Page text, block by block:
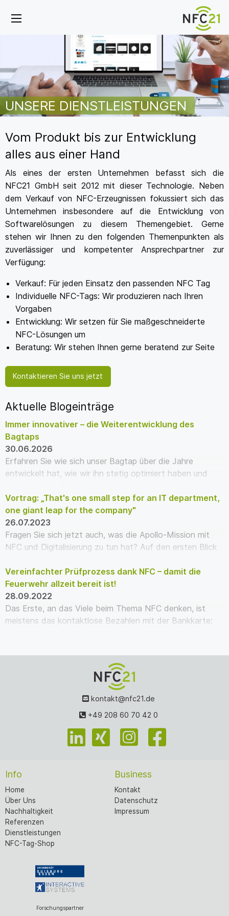
UNSERE DIENSTLEISTUNGEN
Vom Produkt bis zur Entwicklung
alles aus einer Hand
Als eines der ersten Unternehmen befasst sich die
NFC21 GmbH seit 2012 mit dieser Technologie. Neben
dem Verkauf von NFC-Erzeugnissen fokussiert sich das
Unternehmen insbesondere auf die Entwicklung von
Softwarelösungen zu diesem Themengebiet. Gerne
stehen wir Ihnen zu den folgenden Themenpunkten als
zuverlässiger und kompetenter Ansprechpartner zur
Verfügung:
Verkauf: Für jeden Einsatz den passenden NFC Tag
Individuelle NFC-Tags: Wir produzieren nach Ihren
Vorgaben
Entwicklung: Wir setzen für Sie maßgeschneiderte
NFC-Lösungen um
Beratung: Wir stehen Ihnen gerne beratend zur Seite
Kontaktieren Sie uns jetzt
Aktuelle Blogeinträge
Immer innovativer – die Weiterentwicklung des
Bagtaps
30.06.2026
Erfahren Sie wie sich unser Bagtap über die Jahre
entwickelt hat, wie wir ihn stetig optimiert haben und
Vortrag: „That's one small step for an IT department,
one giant leap for the company"
26.07.2023
Fragen Sie sich jetzt auch, was die Apollo-Mission mit
NFC und Digitalisierung zu tun hat? Auf den ersten Blick
Vereinfachter Prüfprozess dank NFC – damit die
Feuerwehr allzeit bereit ist!
28.09.2022
Das Erste, an das Viele beim Thema NFC denken, ist
meistens das kontaktlose Bezahlen mit der Bankkarte:
kontakt@nfc21.de
+49 208 60 70 42 0
Info
Home
Über Uns
Nachhaltigkeit
Referenzen
Dienstleistungen
NFC-Tag-Shop
Business
Kontakt
Datenschutz
Impressum
Forschungspartner